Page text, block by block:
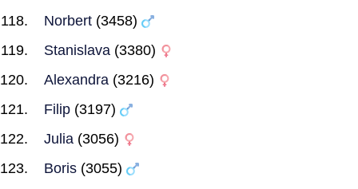
Norbert (3458)
Stanislava (3380)
Alexandra (3216)
Filip (3197)
Julia (3056)
Boris (3055)